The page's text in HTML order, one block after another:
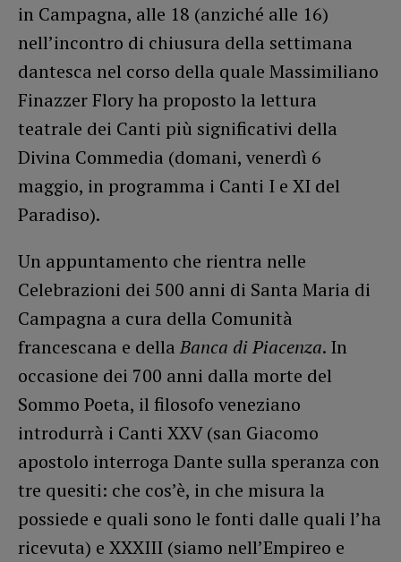
in Campagna, alle 18 (anziché alle 16)
nell’incontro di chiusura della settimana
dantesca nel corso della quale Massimiliano
Finazzer Flory ha proposto la lettura
teatrale dei Canti più significativi della
Divina Commedia (domani, venerdì 6
maggio, in programma i Canti I e XI del
Paradiso).
Un appuntamento che rientra nelle
Celebrazioni dei 500 anni di Santa Maria di
Campagna a cura della Comunità
francescana e dellaBanca di Piacenza. In
occasione dei 700 anni dalla morte del
Sommo Poeta, il filosofo veneziano
introdurrà i Canti XXV (san Giacomo
apostolo interroga Dante sulla speranza con
tre quesiti: che cos’è, in che misura la
possiede e quali sono le fonti dalle quali l’ha
ricevuta) e XXXIII (siamo nell’Empireo e